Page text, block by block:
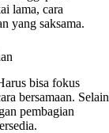
lama, cara
yang saksama.
bisa fokus
bersamaan. Selain
pembagian